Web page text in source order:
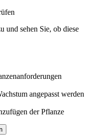
und sehen Sie, ob diese
angepasst werden
der Pflanze